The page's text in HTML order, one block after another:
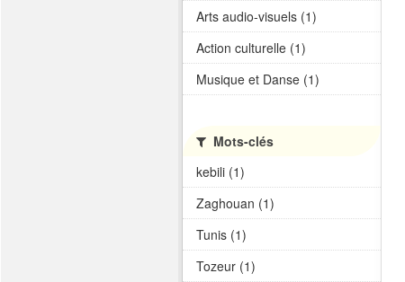
Arts audio-visuels (1)
Action culturelle (1)
Musique et Danse (1)
Mots-clés
kebili (1)
Zaghouan (1)
Tunis (1)
Tozeur (1)